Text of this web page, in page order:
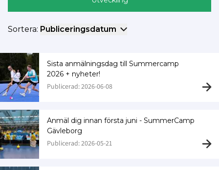
Sortera: Publiceringsdatum
Sista anmälningsdag till Summercamp
2026 + nyheter!
Publicerad: 2026-06-08
Anmäl dig innan första juni - SummerCamp
Gävleborg
Publicerad: 2026-05-21